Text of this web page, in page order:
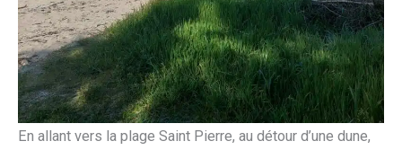
En allant vers la plage Saint Pierre, au détour d’une dune,